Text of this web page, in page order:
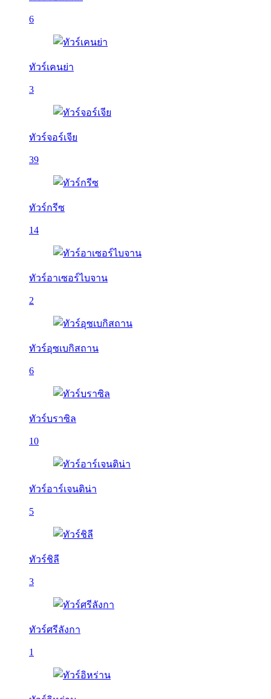
6
ทัวร์เคนย่า
3
ทัวร์จอร์เจีย
39
ทัวร์กรีซ
14
ทัวร์อาเซอร์ไบจาน
2
ทัวร์อุซเบกิสถาน
6
ทัวร์บราซิล
10
ทัวร์อาร์เจนติน่า
5
ทัวร์ชิลี
3
ทัวร์ศรีลังกา
1